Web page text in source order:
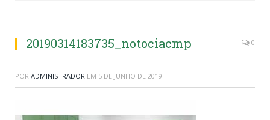
20190314183735_notociacmp 0
POR ADMINISTRADOR EM 5 DE JUNHO DE 2019